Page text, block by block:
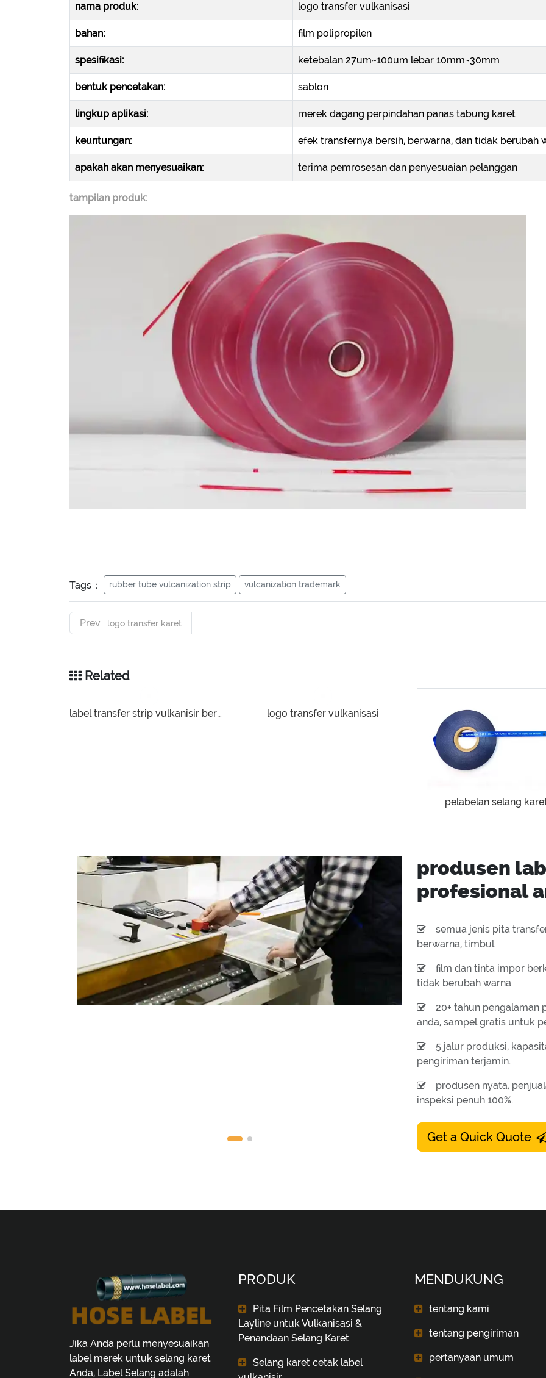
nama produk: logo transfer vulkanisasi
bahan: film polipropilen
spesifikasi: ketebalan 27um~100um lebar 10mm~30mm
bentuk pencetakan: sablon
lingkup aplikasi: merek dagang perpindahan panas tabung karet
keuntungan: efek transfernya bersih, berwarna, dan tidak berubah
apakah akan menyesuaikan: terima pemrosesan dan penyesuaian pelanggan
tampilan produk:
Tags： rubber tube vulcanization strip vulcanization trademark
Prev : logo transfer karet
Related
label transfer strip vulkanisir berwarna
pelabelan selang
produsen
profesional
semua jenis pita
berwarna, timbul
film dan tinta impor
tidak berubah warna
20+ tahun pengalaman
anda, sampel gratis untuk
5 jalur produksi,
pengiriman terjamin.
produsen nyata,
inspeksi penuh 100%.
Get a Quick Quote
Jika Anda perlu menyesuaikan
label merek untuk selang karet
Anda, Label Selang adalah
PRODUK
Pita Film Pencetakan Selang
Layline untuk Vulkanisasi &
Penandaan Selang Karet
Selang karet cetak label
MENDUKUNG
tentang kami
tentang pengiriman
pertanyaan umum